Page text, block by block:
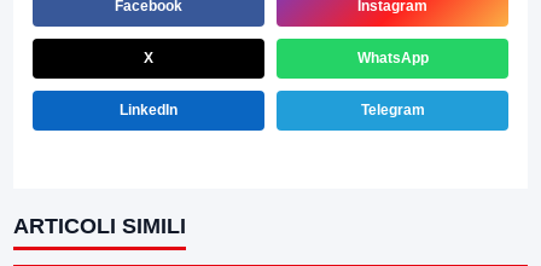
Facebook Instagram
X WhatsApp
LinkedIn Telegram
ARTICOLI SIMILI